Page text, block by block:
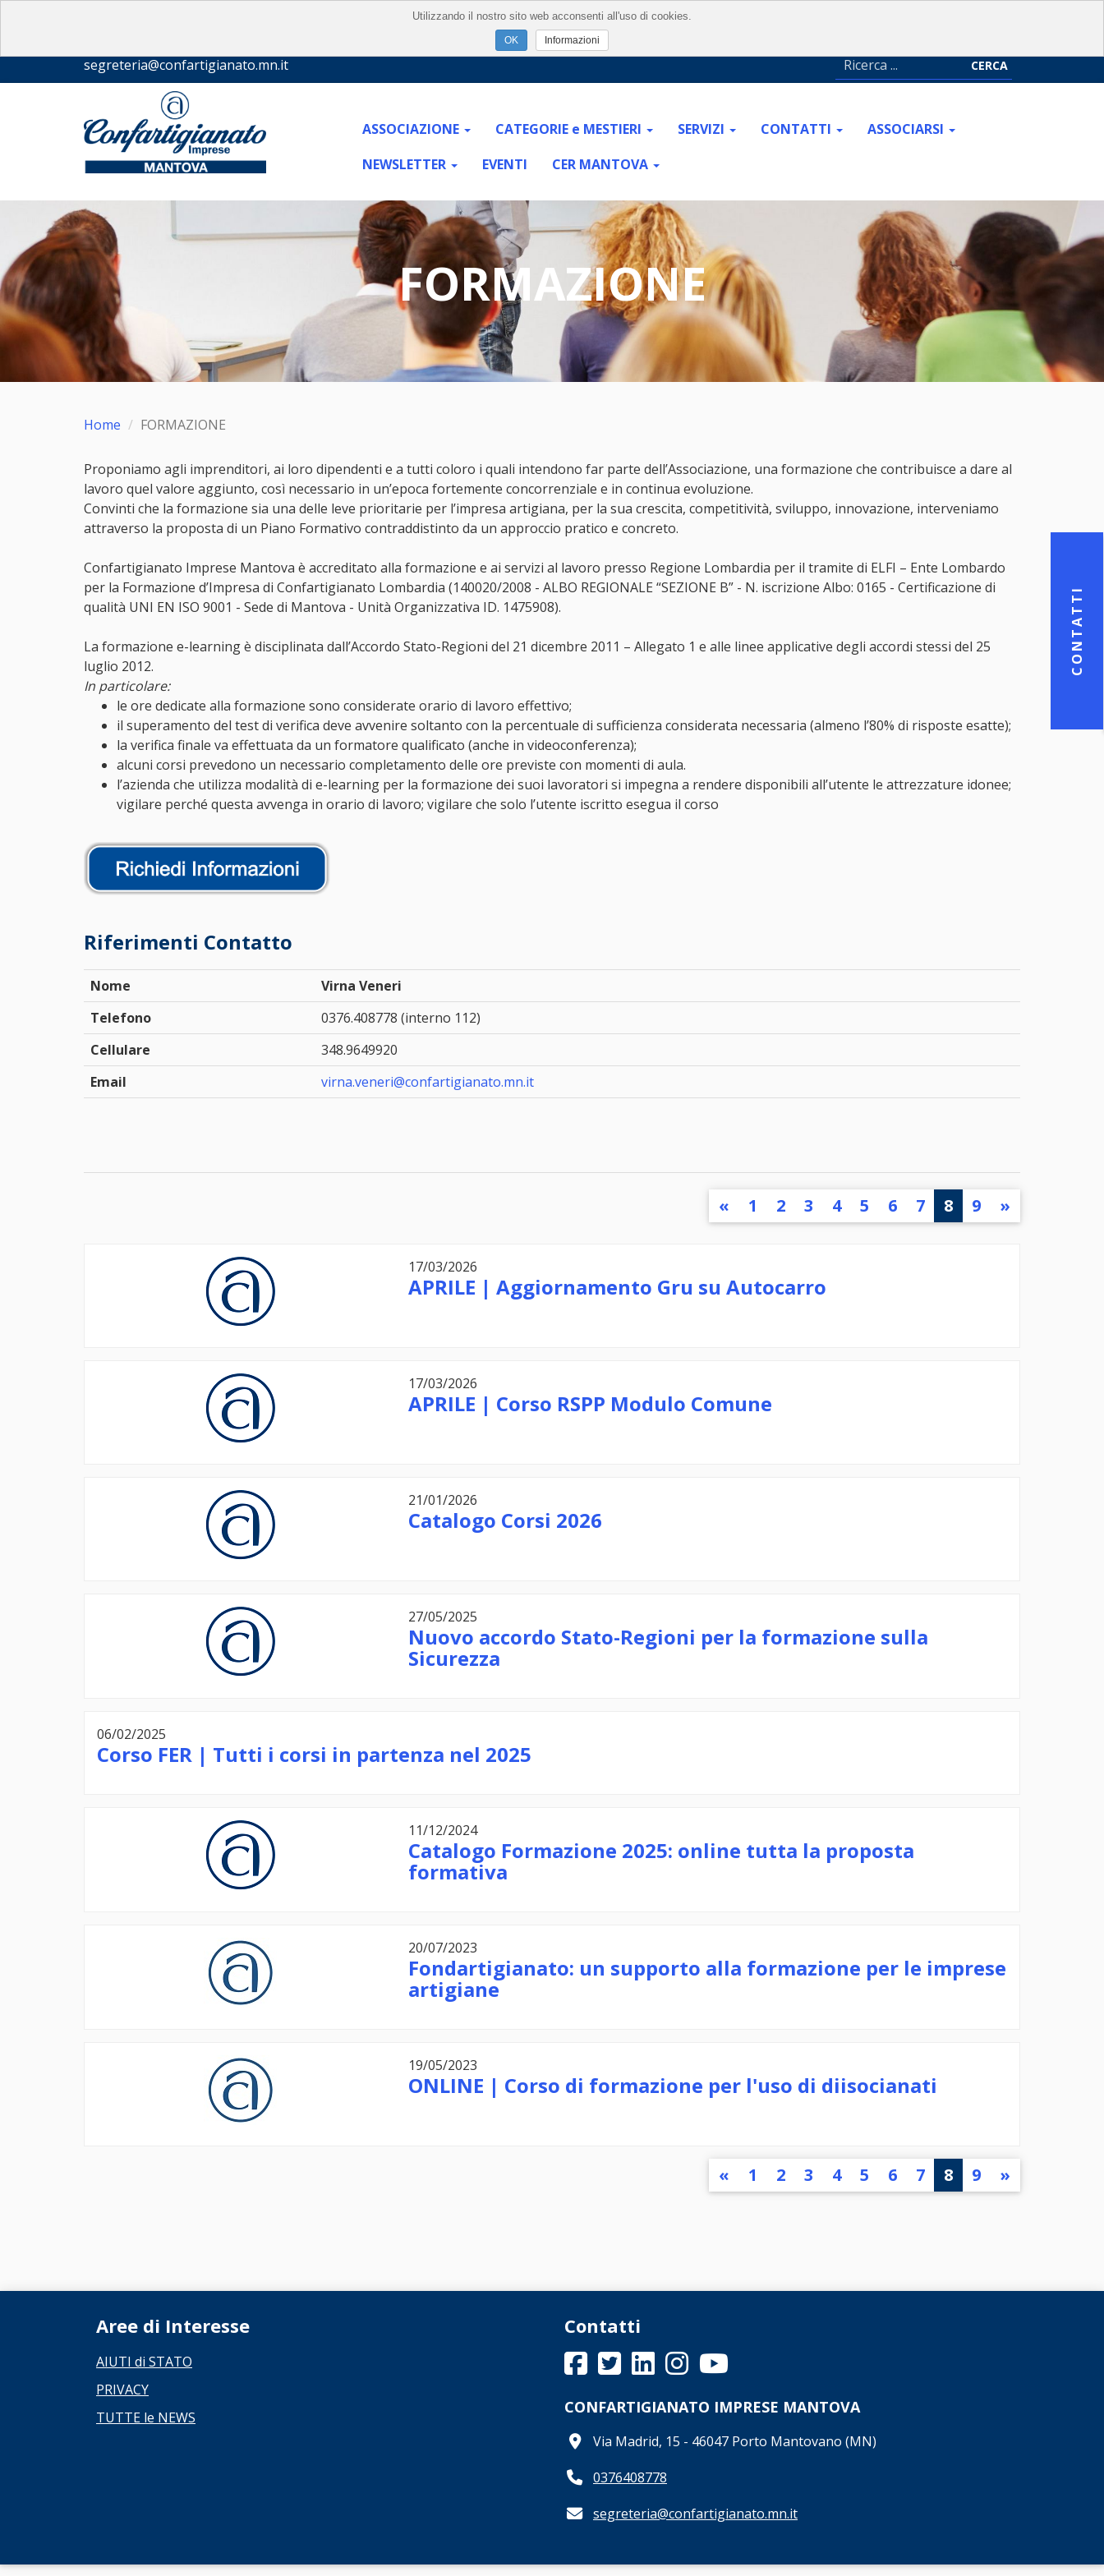
CONTATTI
segreteria@confartigianato.mn.it CERCA
ASSOCIAZIONE CATEGORIE e MESTIERI SERVIZI CONTATTI
ASSOCIARSI
NEWSLETTER
EVENTI CER MANTOVA
FORMAZIONE
Home FORMAZIONE
Proponiamo agli imprenditori, ai loro dipendenti e a tutti coloro i quali intendono far parte dell’Associazione, una formazione che contribuisce a dare al
lavoro quel valore aggiunto, così necessario in un’epoca fortemente concorrenziale e in continua evoluzione.
Convinti che la formazione sia una delle leve prioritarie per l’impresa artigiana, per la sua crescita, competitività, sviluppo, innovazione, interveniamo
attraverso la proposta di un Piano Formativo contraddistinto da un approccio pratico e concreto.
Confartigianato Imprese Mantova è accreditato alla formazione e ai servizi al lavoro presso Regione Lombardia per il tramite di ELFI – Ente Lombardo
per la Formazione d’Impresa di Confartigianato Lombardia (140020/2008 - ALBO REGIONALE “SEZIONE B” - N. iscrizione Albo: 0165 - Certificazione di
qualità UNI EN ISO 9001 - Sede di Mantova - Unità Organizzativa ID. 1475908).
La formazione e-learning è disciplinata dall’Accordo Stato-Regioni del 21 dicembre 2011 – Allegato 1 e alle linee applicative degli accordi stessi del 25
luglio 2012.
In particolare:
le ore dedicate alla formazione sono considerate orario di lavoro effettivo;
il superamento del test di verifica deve avvenire soltanto con la percentuale di sufficienza considerata necessaria (almeno l’80% di risposte esatte);
la verifica finale va effettuata da un formatore qualificato (anche in videoconferenza);
alcuni corsi prevedono un necessario completamento delle ore previste con momenti di aula.
l’azienda che utilizza modalità di e-learning per la formazione dei suoi lavoratori si impegna a rendere disponibili all’utente le attrezzature idonee;
vigilare perché questa avvenga in orario di lavoro; vigilare che solo l’utente iscritto esegua il corso
Riferimenti Contatto
Nome
Virna Veneri
Telefono
0376.408778 (interno 112)
Cellulare
348.9649920
Email
virna.veneri@confartigianato.mn.it
« 1 2 3 4 5 6 7 8 9 »
17/03/2026
APRILE | Aggiornamento Gru su Autocarro
17/03/2026
APRILE | Corso RSPP Modulo Comune
21/01/2026
Catalogo Corsi 2026
27/05/2025
Nuovo accordo Stato-Regioni per la formazione sulla
Sicurezza
06/02/2025
Corso FER | Tutti i corsi in partenza nel 2025
11/12/2024
Catalogo Formazione 2025: online tutta la proposta
formativa
20/07/2023
Fondartigianato: un supporto alla formazione per le imprese
artigiane
19/05/2023
ONLINE | Corso di formazione per l'uso di diisocianati
« 1 2 3 4 5 6 7 8 9 »
Aree di Interesse
AIUTI di STATO
PRIVACY
TUTTE le NEWS
Contatti
CONFARTIGIANATO IMPRESE MANTOVA
Via Madrid, 15 - 46047 Porto Mantovano (MN)
0376408778
segreteria@confartigianato.mn.it
Utilizzando il nostro sito web acconsenti all'uso di cookies.
Informazioni